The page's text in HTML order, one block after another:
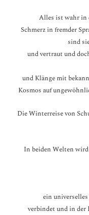
Alles ist wahr in
Schmerz in fremder
sind
und vertraut und
und Klänge mit
Kosmos auf
Die Winterreise von
In beiden Welten
ein
verbindet und in